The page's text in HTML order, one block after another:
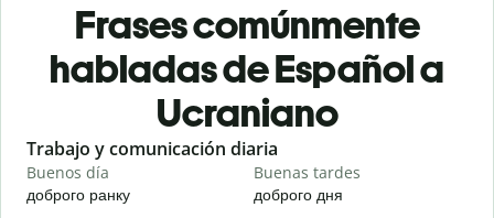
Frases comúnmente
habladas de Español a
Ucraniano
Slide 1 of 6
Trabajo y comunicación diaria
Buenos día
доброго ранку
Buenas tardes
доброго дня